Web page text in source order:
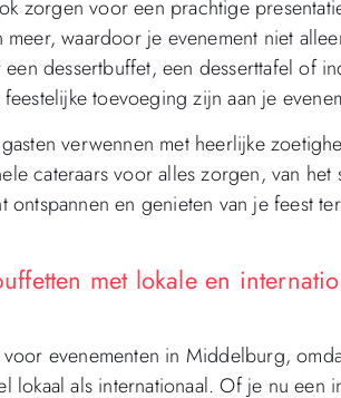
zorgen voor een prachtige
waardoor je evenement niet
dessertbuffet, een desserttafel of
toevoeging zijn aan je
verwennen met heerlijke
cateraars voor alles zorgen, van het
ontspannen en genieten van je feest
met lokale en
evenementen in Middelburg,
als internationaal. Of je nu een